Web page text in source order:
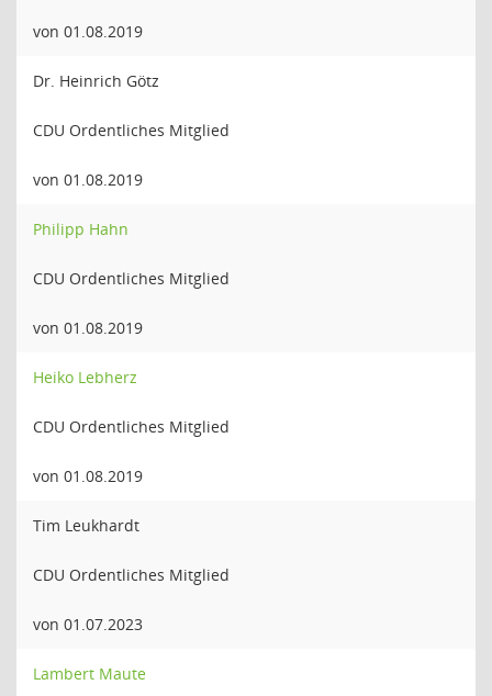
von 01.08.2019
Dr. Heinrich Götz
CDU Ordentliches Mitglied
von 01.08.2019
Philipp Hahn
CDU Ordentliches Mitglied
von 01.08.2019
Heiko Lebherz
CDU Ordentliches Mitglied
von 01.08.2019
Tim Leukhardt
CDU Ordentliches Mitglied
von 01.07.2023
Lambert Maute